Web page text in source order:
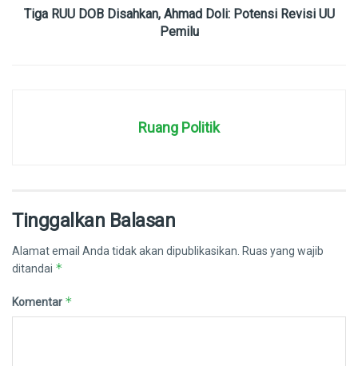
Tiga RUU DOB Disahkan, Ahmad Doli: Potensi Revisi UU
Pemilu
Ruang Politik
Tinggalkan Balasan
Alamat email Anda tidak akan dipublikasikan. Ruas yang wajib
ditandai *
Komentar *